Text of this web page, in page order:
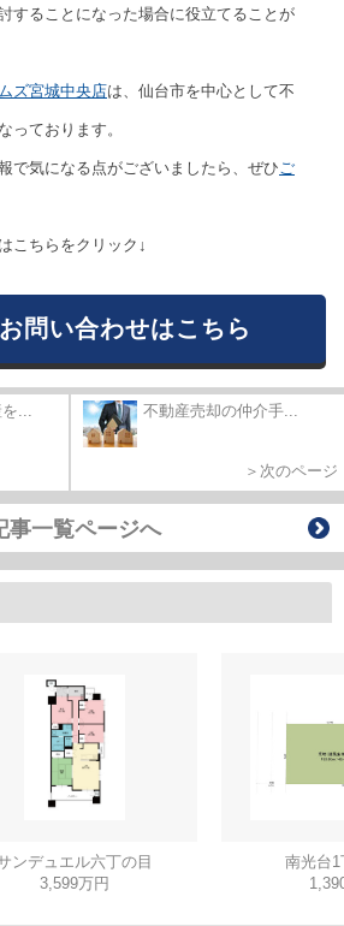
することになった場合に役立てることが
ズ宮城中央店は、仙台市を中心として不
っております。
で気になる点がございましたら、ぜひ ご
こちらをクリック↓
問い合わせはこちら
... 不動産売却の仲介手...
＞次のページ
事一覧ページへ
ンデュエル六丁の目
3,599万円
南光台